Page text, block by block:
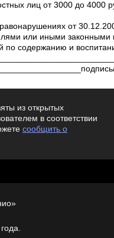
лиц от 3000 до 4000
от
или иными законными
по содержанию и
из открытых
в соответствии
сообщить о